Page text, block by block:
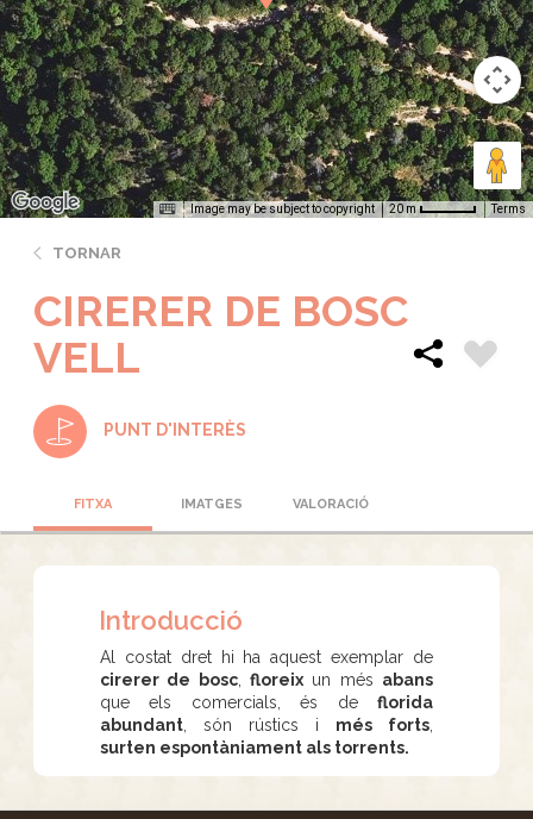
Image may be subject to copyright 20 m Terms
TORNAR
CIRERER DE BOSC
VELL
PUNT D'INTERÈS
FITXA IMATGES VALORACIÓ
Introducció
Al costat dret hi ha aquest exemplar de
cirerer de bosc,floreix un més abans
que els comercials, és de florida
abundant , són rústics i més forts
surten espontàniament als torrents.